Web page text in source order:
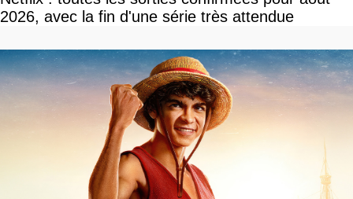
2026, avec la fin d'une série très attendue